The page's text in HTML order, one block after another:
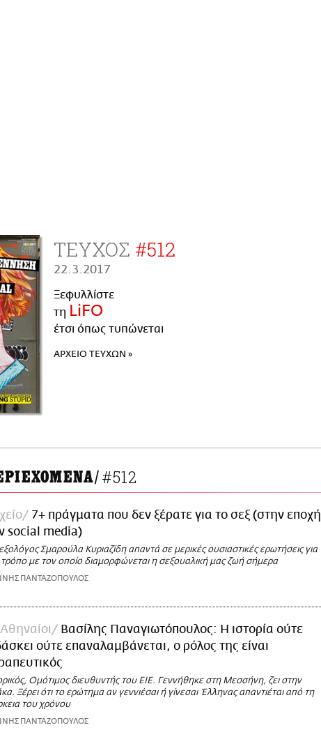
ΤΕΥΧΟΣ #512
22.3.2017
Ξεφυλλίστε
τη LiFO
έτσι όπως τυπώνεται
ΑΡΧΕΙΟ ΤΕΥΧΩΝ »
/#512
7+ πράγματα που δεν ξέρατε για το σεξ (στην εποχή
social media)
Σμαρούλα Κυριαζίδη απαντά σε μερικές ουσιαστικές ερωτήσεις για
τρόπο με τον οποίο διαμορφώνεται η σεξουαλική μας ζωή σήμερα
ΠΑΝΤΑΖΟΠΟΥΛΟΣ
Βασίλης Παναγιωτόπουλος: Η ιστορία ούτε
ούτε επαναλαμβάνεται, ο ρόλος της είναι
Oμότιμος διευθυντής του ΕΙΕ. Γεννήθηκε στη Μεσσήνη, ζει στην
Ξέρει ότι το ερώτημα αν γεννιέσαι ή γίνεσαι Έλληνας απαντιέται από τη
του χρόνου
ΠΑΝΤΑΖΟΠΟΥΛΟΣ